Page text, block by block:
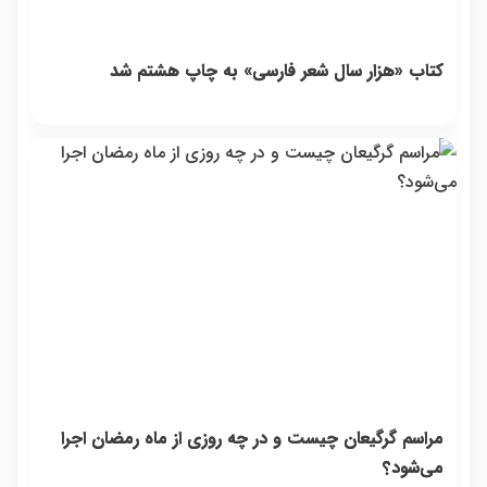
کتاب «هزار سال شعر فارسی» به چاپ هشتم شد
مراسم گرگیعان چیست و در چه روزی از ماه رمضان اجرا
می‌شود؟